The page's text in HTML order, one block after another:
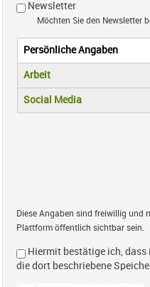
Newsletter
Möchten Sie den Newsletter
Vertikale
Persönliche Angaben
(aktiver Reiter)
Arbeit
Social Media
Diese Angaben sind freiwillig und
Plattform öffentlich sichtbar sein.
Hiermit bestätige ich, dass
die dort beschriebene